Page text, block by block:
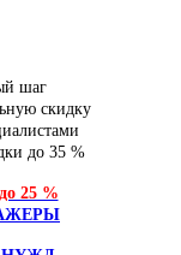
шаг
скидку
до 35 %
до 25 %